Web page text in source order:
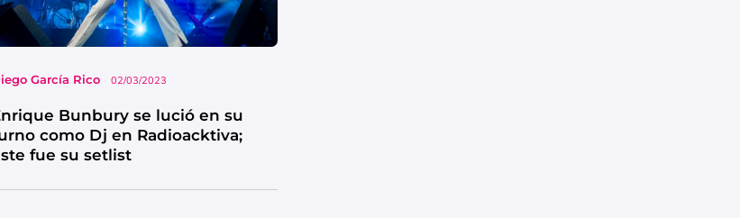
García Rico 02/03/2023
Bunbury se lució en su
como Dj en Radioacktiva;
fue su setlist